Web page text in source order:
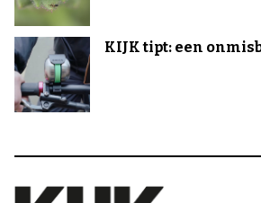
KIJK tipt: een